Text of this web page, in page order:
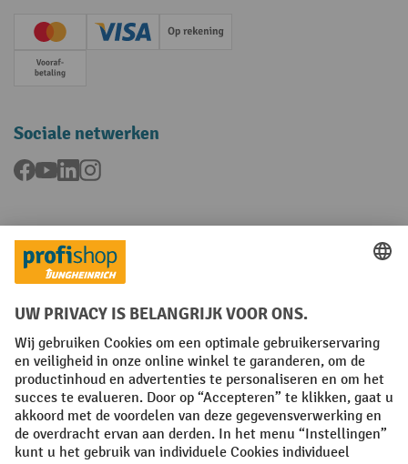
Creditcard (Master)Creditcard (Visa)Op rekening
Vooruitbetaling
Sociale netwerken
Facebook
YouTubeLinkedInInstagram
Talen
FR NL
Algemene verkoopvoorwaarden Copyright
Privacyverklaring Privacy-instellingen
All prices excl. VAT plusshipping costs and possible delivery charges,
if not stated otherwise.